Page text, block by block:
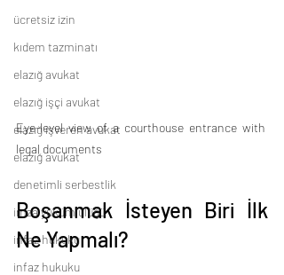
ücretsiz izin
kıdem tazminatı
elazığ avukat
elazığ işçi avukat
elazığ işveren avukat
elazığ avukat
denetimli serbestlik
imza yükümlülüğü
infaz hukuku
infaz hukuku
Eye-level view of a courthouse entrance with
legal documents
Boşanmak İsteyen Biri İlk
Ne Yapmalı?